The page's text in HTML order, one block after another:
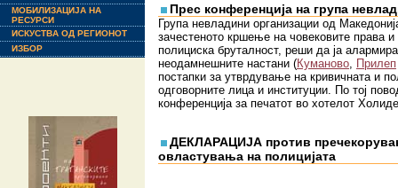
МОБИЛИЗАЦИЈА НА
РЕСУРСИ
ИСКУСТВА ОД РЕГИОНОТ
ИЗБОР
Прес конференција на група
Група невладини организации од
зачестеното кршење на човековите права
полициска бруталност, реши да ја алармира
неодамнешните настани (Куманово, Прилеп
постапки за утврдување на кривичната и
одговорните лица и институции. По тој
конференција за печатот во хотелот
ДЕКЛАРАЦИЈА против
овластувања на полицијата